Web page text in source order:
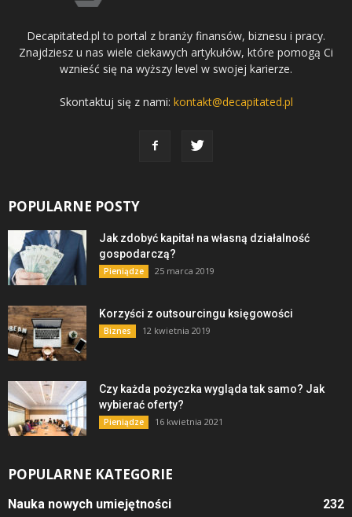
Decapitated.pl to portal z branży finansów, biznesu i pracy.
Znajdziesz u nas wiele ciekawych artykułów, które pomogą Ci
wznieść się na wyższy level w swojej karierze.
Skontaktuj się z nami: kontakt@decapitated.pl
POPULARNE POSTY
Jak zdobyć kapitał na własną działalność
gospodarczą?
Pieniądze 25 marca 2019
Korzyści z outsourcingu księgowości
Biznes 12 kwietnia 2019
Czy każda pożyczka wygląda tak samo? Jak
wybierać oferty?
Pieniądze 16 kwietnia 2021
POPULARNE KATEGORIE
Nauka nowych umiejętności 232